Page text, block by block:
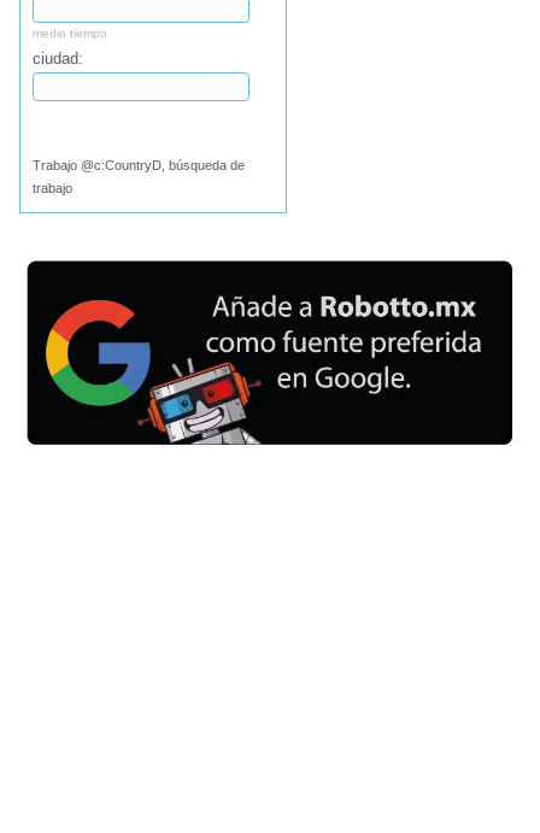
medio tiempo
ciudad:
Trabajo @c:CountryD, búsqueda de
trabajo